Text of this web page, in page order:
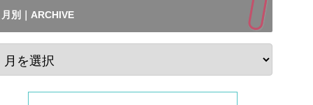
月別｜ARCHIVE